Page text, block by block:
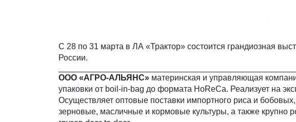
С 28 по 31 марта в ЛА «Трактор» состоится грандиозная
России.
ООО «АГРО-АЛЬЯНС» материнская и управляющая
упаковки от boil-in-bag до формата HoReСа. Реализует на
Осуществляет оптовые поставки импортного риса и
зерновые, масличные и кормовые культуры, а также крупно